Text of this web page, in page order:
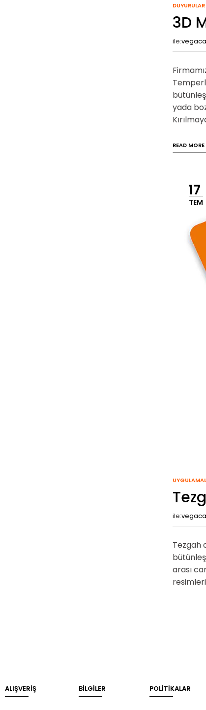
DUYURULAR
3D
ile:
yada
READ MORE
17
TEM
ile:
Tezgah
arası
resimleri
ALIŞVERİŞ BILGILER POLİTİKALAR